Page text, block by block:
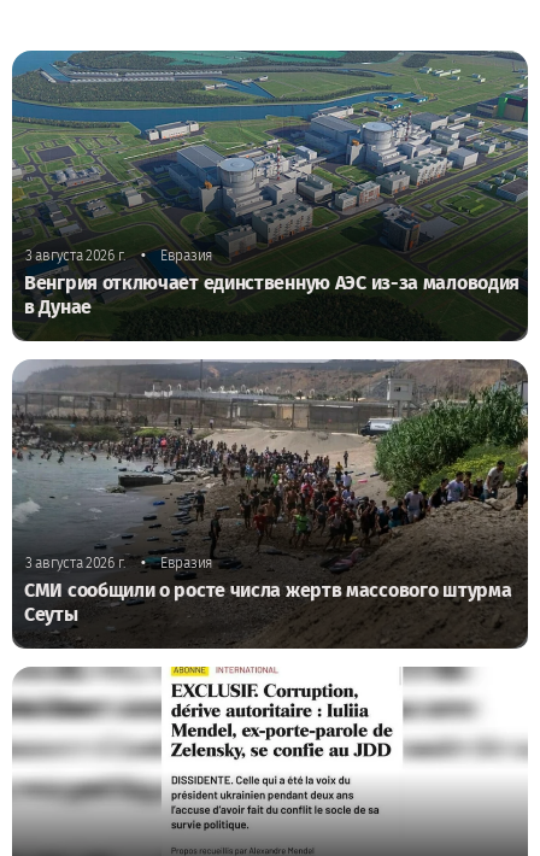
3 августа 2026 г. • Евразия
Венгрия отключает единственную АЭС из-за маловодия
в Дунае
3 августа 2026 г. • Евразия
СМИ сообщили о росте числа жертв массового штурма
Сеуты